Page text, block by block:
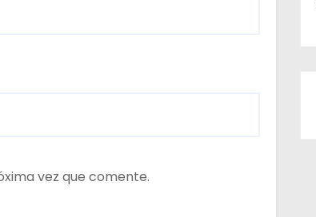
vez que comente.